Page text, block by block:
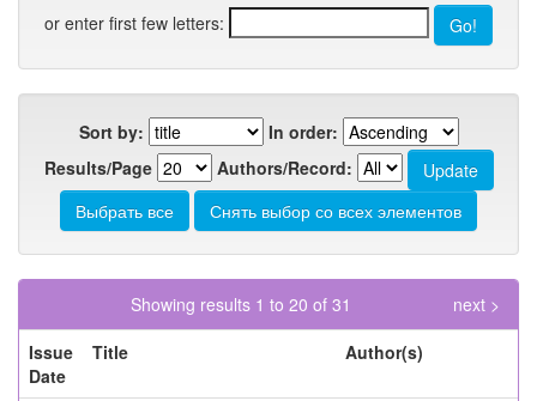
or enter first few letters:
Sort by:
In order:
Results/Page
Authors/Record:
Showing results 1 to 20 of 31
next >
Issue
Date
Title Author(s)